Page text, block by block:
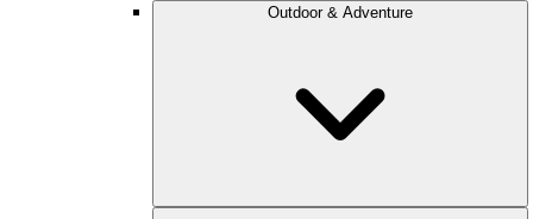
Outdoor & Adventure